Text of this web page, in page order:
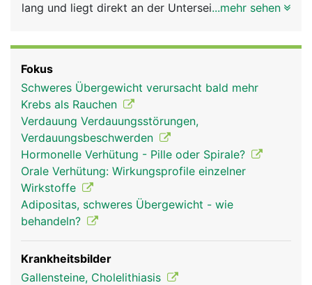
Rubriken
lang und liegt direkt an der Unterseite der Leber.
Gallenkanälchen in der Leber sammeln die Galle
und führen sie über den Hauptgallengang dem
Dünndarm zu. Ein Teil davon zweigt in die
Gallenblase ab und wird dort im eingedickten
Zustand zwischengespeichert. Sobald Nahrung
aus dem Magen in den Dünndarm übertritt, zieht
sich die Gallenblase zusammen und gibt die Galle
frei. Da die Galle auch direkt von der Leber in den
Dünndarm fliessen kann, ist die Gallenblase kein
lebensnotwendiges Organ und kann, falls
notwendig, entfernt werden.
...mehr sehen
Fokus
Schweres Übergewicht verursacht bald mehr
Krebs als Rauchen
Verdauung Verdauungsstörungen,
Verdauungsbeschwerden
Hormonelle Verhütung - Pille oder Spirale?
Orale Verhütung: Wirkungsprofile einzelner
Wirkstoffe
Adipositas, schweres Übergewicht - wie
behandeln?
Krankheitsbilder
Gallensteine, Cholelithiasis